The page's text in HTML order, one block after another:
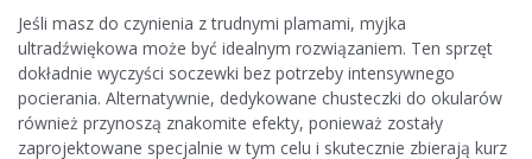
Jeśli masz do czynienia z trudnymi plamami, myjka
ultradźwiękowa może być idealnym rozwiązaniem. Ten sprzęt
dokładnie wyczyści soczewki bez potrzeby intensywnego
pocierania. Alternatywnie, dedykowane chusteczki do okularów
również przynoszą znakomite efekty, ponieważ zostały
zaprojektowane specjalnie w tym celu i skutecznie zbierają kurz